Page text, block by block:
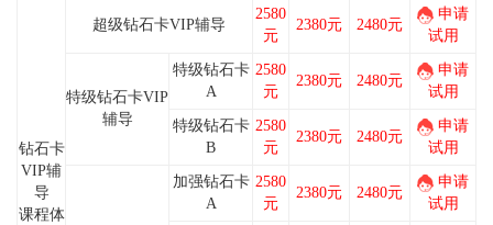
钻石卡
VIP辅
导
课程体
超级钻石卡VIP辅导
2580
元
2380元 2480元
申请
试用
特级钻石卡VIP
辅导
特级钻石卡
A
2580
元
2380元 2480元
申请
试用
特级钻石卡
B
2580
元
2380元 2480元
申请
试用
加强钻石卡
A
2580
元
2380元 2480元
申请
试用